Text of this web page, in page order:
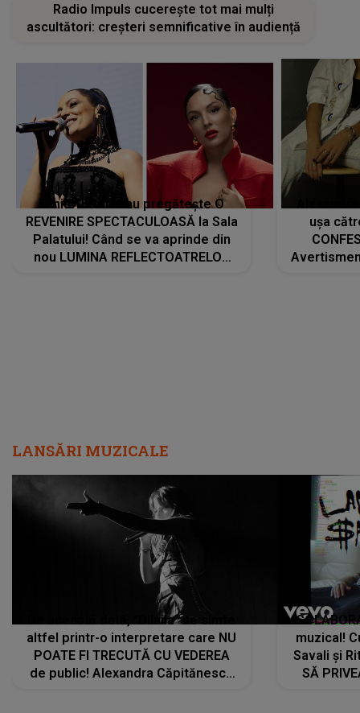
Radio Impuls cucerește tot mai mulți
ascultători: creșteri semnificative în audiență
Tania Turtureanu pregătește O
REVENIRE SPECTACULOASĂ la Sala
Palatului! Când se va aprinde din
nou LUMINA REFLECTOATRELOR
ușa
LANSĂRI MUZICALE
De această dată, "Dilaila" se simte
altfel printr-o interpretare care NU
POATE FI TRECUTĂ CU VEDEREA
de public! Alexandra Căpitănescu
muzical!
Savali și
SĂ